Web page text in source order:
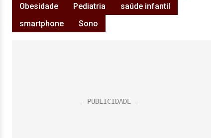
Obesidade
Pediatria
saúde infantil
smartphone
Sono